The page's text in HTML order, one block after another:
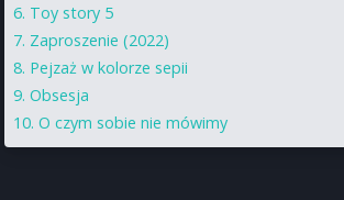
Toy story 5
Zaproszenie (2022)
Pejzaż w kolorze sepii
Obsesja
O czym sobie nie mówimy